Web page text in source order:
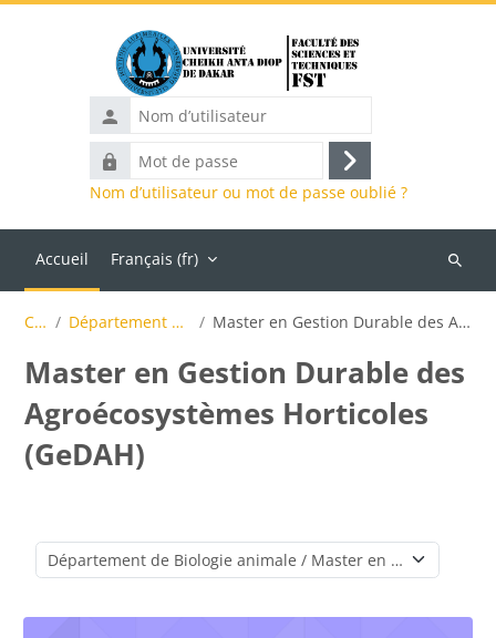
Nom
d’utilisateur
Mot
de
Connexion
Nom d’utilisateur ou mot de passe oublié ?
Accueil Français ‎(fr)‎
cours
Cours Département de Biologie animale Master en Gestion Durable des Agroécosystèmes Horticoles (GeDAH)
Master en Gestion Durable des
Agroécosystèmes Horticoles
(GeDAH)
Catégories de cours